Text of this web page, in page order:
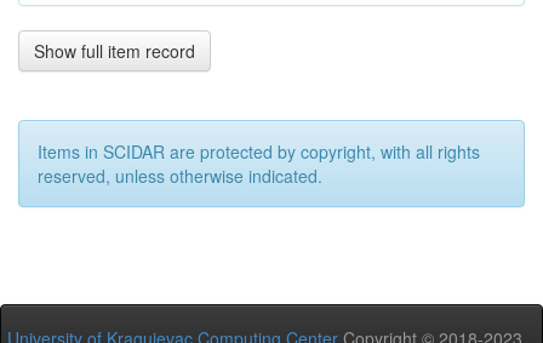
Show full item record
Items in SCIDAR are protected by copyright, with all rights
reserved, unless otherwise indicated.
University of Kragujevac Computing Center Copyright © 2018-2023